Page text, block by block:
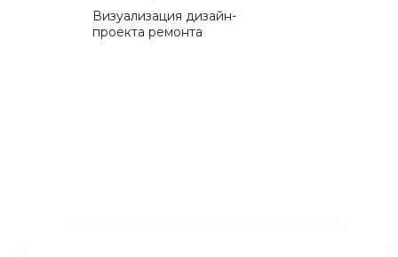
Визуализация дизайн-
проекта ремонта